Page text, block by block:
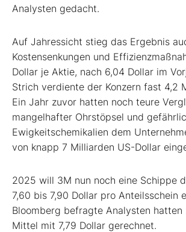
Analysten gedacht.
Auf Jahressicht stieg das Ergebnis
Kostensenkungen und
Dollar je Aktie, nach 6,04 Dollar im
Strich verdiente der Konzern fast 4,2
Ein Jahr zuvor hatten noch teure
mangelhafter Ohrstöpsel und
Ewigkeitschemikalien dem
von knapp 7 Milliarden US-Dollar
2025 will 3M nun noch eine Schippe
7,60 bis 7,90 Dollar pro Anteilsschein
Bloomberg befragte Analysten hatten
Mittel mit 7,79 Dollar gerechnet.